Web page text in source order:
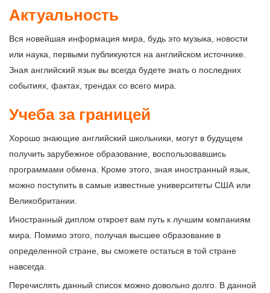
Актуальность
Вся новейшая информация мира, будь это музыка, новости
или наука, первыми публикуются на английском источнике.
Зная английский язык вы всегда будете знать о последних
событиях, фактах, трендах со всего мира.
Учеба за границей
Хорошо знающие английский школьники, могут в будущем
получить зарубежное образование, воспользовавшись
программами обмена. Кроме этого, зная иностранный язык,
можно поступить в самые известные университеты США или
Великобритании.
Иностранный диплом откроет вам путь к лучшим компаниям
мира. Помимо этого, получая высшее образование в
определенной стране, вы сможете остаться в той стране
навсегда.
Перечислять данный список можно довольно долго. В данной